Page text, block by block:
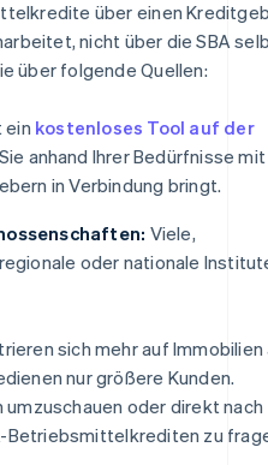
über einen
nicht über die SBA
über folgende Quellen:
ein kostenloses Tool auf der
anhand Ihrer Bedürfnisse mit
in Verbindung bringt.
Viele,
oder nationale
sich mehr auf Immobilien
nur größere Kunden.
umzuschauen oder direkt nach
Betriebsmittelkrediten zu